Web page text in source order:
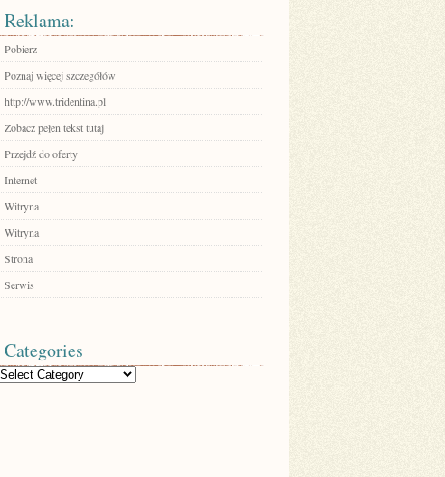
Reklama:
Pobierz
Poznaj więcej szczegółów
http://www.tridentina.pl
Zobacz pełen tekst tutaj
Przejdź do oferty
Internet
Witryna
Witryna
Strona
Serwis
Categories
Categories